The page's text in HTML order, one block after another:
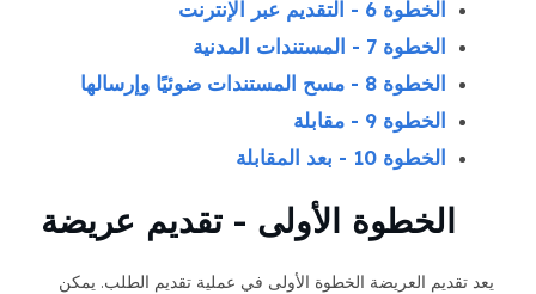
الخطوة 6 - التقديم عبر الإنترنت
الخطوة 7 - المستندات المدنية
الخطوة 8 - مسح المستندات ضوئيًا وإرسالها
الخطوة 9 - مقابلة
الخطوة 10 - بعد المقابلة
الخطوة الأولى - تقديم عريضة
يعد تقديم العريضة الخطوة الأولى في عملية تقديم الطلب. يمكن